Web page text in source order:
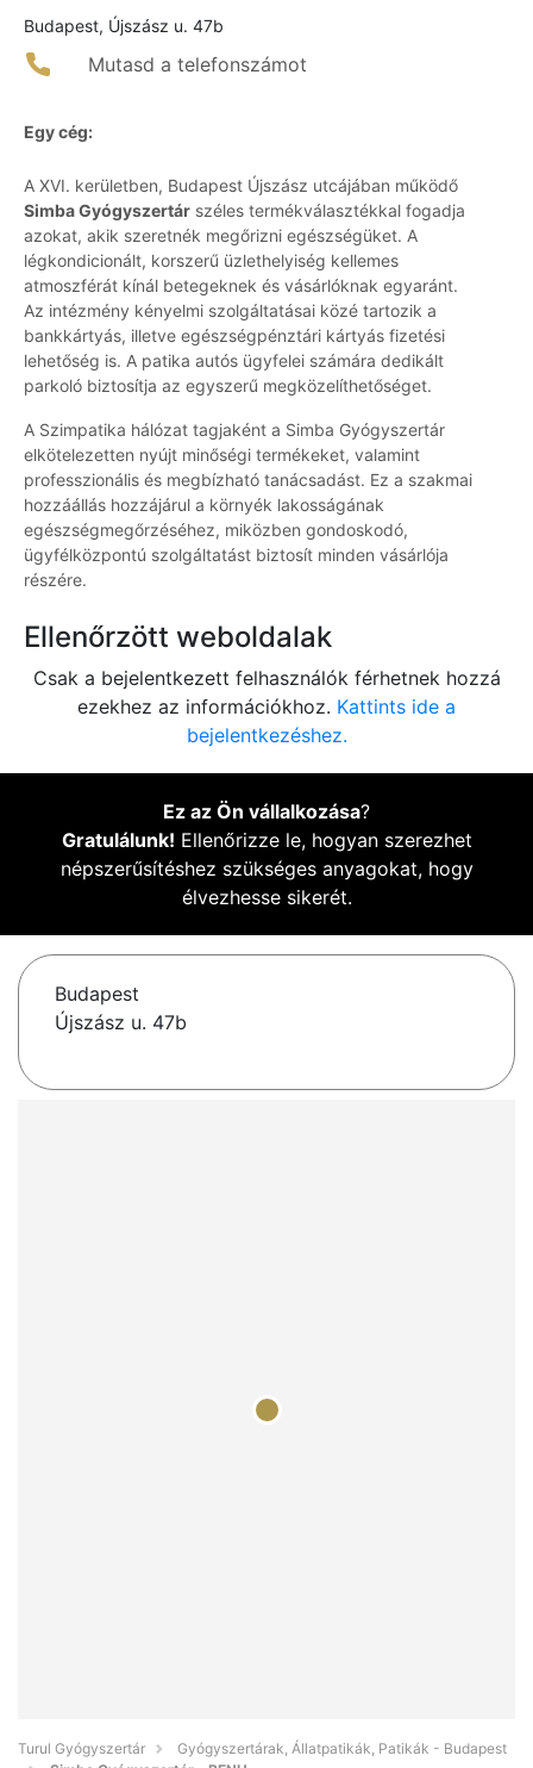
Budapest, Újszász u. 47b
Mutasd a telefonszámot
Egy cég:
A XVI. kerületben, Budapest Újszász utcájában működő
Simba Gyógyszertár széles termékválasztékkal fogadja
azokat, akik szeretnék megőrizni egészségüket. A
légkondicionált, korszerű üzlethelyiség kellemes
atmoszférát kínál betegeknek és vásárlóknak egyaránt.
Az intézmény kényelmi szolgáltatásai közé tartozik a
bankkártyás, illetve egészségpénztári kártyás fizetési
lehetőség is. A patika autós ügyfelei számára dedikált
parkoló biztosítja az egyszerű megközelíthetőséget.
A Szimpatika hálózat tagjaként a Simba Gyógyszertár
elkötelezetten nyújt minőségi termékeket, valamint
professzionális és megbízható tanácsadást. Ez a szakmai
hozzáállás hozzájárul a környék lakosságának
egészségmegőrzéséhez, miközben gondoskodó,
ügyfélközpontú szolgáltatást biztosít minden vásárlója
részére.
Ellenőrzött weboldalak
Csak a bejelentkezett felhasználók férhetnek hozzá
ezekhez az információkhoz. Kattints ide a
bejelentkezéshez.
Ez az Ön vállalkozása?
Gratulálunk! Ellenőrizze le, hogyan szerezhet
népszerűsítéshez szükséges anyagokat, hogy
élvezhesse sikerét.
Budapest
Újszász u. 47b
Turul Gyógyszertár
Gyógyszertárak, Állatpatikák, Patikák - Budapest